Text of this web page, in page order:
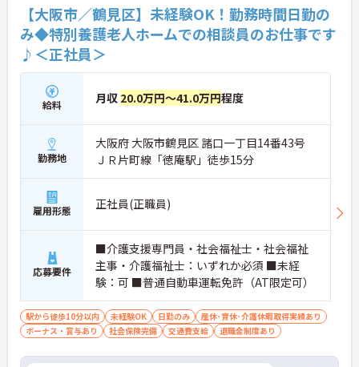
【大阪市／鶴見区】未経験OK！勤務時間日勤の
み◆特別養護老人ホームでの相談員のお仕事です
♪＜正社員＞
給料 月収 20.0万円～41.0万円程度
勤務地
大阪府 大阪市鶴見区 諸口一丁目14番43号
ＪＲ片町線「徳庵駅」徒歩15分
雇用形態 正社員(正職員)
応募要件
■介護支援専門員・社会福祉士・社会福祉
主事・介護福祉士：いずれか必須 ■未経
験：可 ■普通自動車運転免許（AT限定可）
駅から徒歩10分以内 未経験OK 日勤のみ
産休･育休･介護休暇取得実績あり
ボーナス・賞与あり
社会保険完備 交通費支給 退職金制度あり